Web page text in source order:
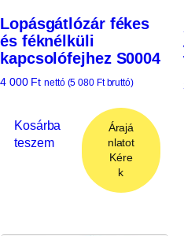
Lopásgátlózár fékes
és féknélküli
kapcsolófejhez S0004
4 000 Ft nettó (5 080 Ftbruttó)
Kosárba
teszem
Árajá
nlatot
Kére
k